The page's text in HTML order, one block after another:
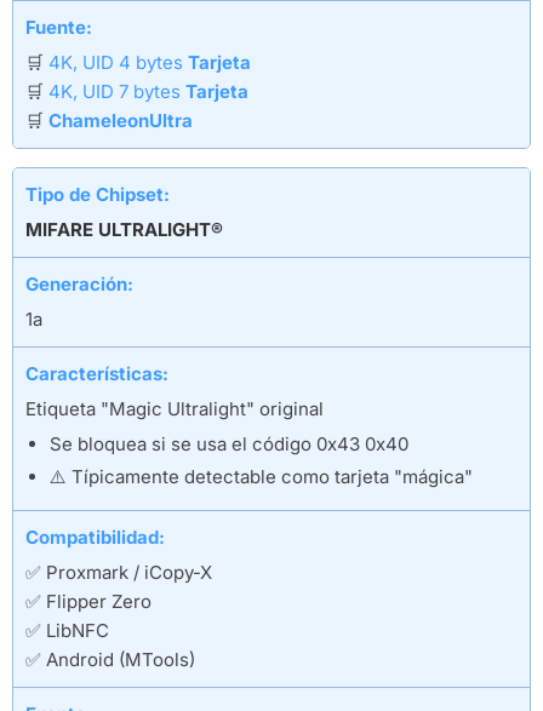
Fuente:
🛒 4K, UID 4 bytes Tarjeta
🛒 4K, UID 7 bytes Tarjeta
🛒 ChameleonUltra
Tipo de Chipset:
MIFARE ULTRALIGHT®
Generación:
1a
Características:
Etiqueta "Magic Ultralight" original
Se bloquea si se usa el código 0x43 0x40
⚠️ Típicamente detectable como tarjeta "mágica"
Compatibilidad:
✅ Proxmark / iCopy-X
✅ Flipper Zero
✅ LibNFC
✅ Android (MTools)